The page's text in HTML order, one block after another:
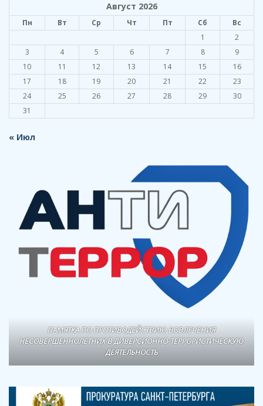
Август 2026
Пн Вт Ср Чт Пт Сб
Вс
1
2
3
4 5 6 7 8
9
10
11 12 13 14 15
16
17
18 19 20 21 22
23
24
25 26 27 28 29
30
31
« Июл
ПАМЯТКА ПО ПРОТИВОДЕЙСТВИЮ ВОВЛЕЧЕНИЯ
НЕСОВЕРШЕННОЛЕТНИХ В ДИВЕРСИОННО-ТЕРРОРИСТИЧЕСКУЮ
ДЕЯТЕЛЬНОСТЬ